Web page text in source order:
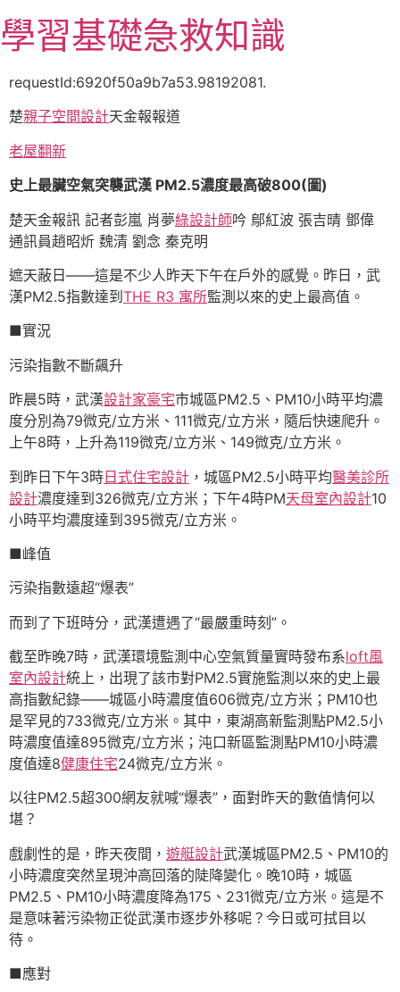
至
主
容
學習基礎急救知識
requestId:6920f50a9b7a53.98192081.
楚親子空間設計天金報報道
老屋翻新
史上最臟空氣突襲武漢 PM2.5濃度最高破800(圖)
楚天金報訊 記者彭嵐 肖夢綠設計師吟 鄔紅波 張吉晴 鄧偉
通訊員趙昭炘 魏清 劉念 秦克明
遮天蔽日——這是不少人昨天下午在戶外的感覺。昨日，武
漢PM2.5指數達到THE R3 寓所監測以來的史上最高值。
■實況
污染指數不斷飆升
昨晨5時，武漢設計家豪宅市城區PM2.5、PM10小時平均濃
度分別為79微克/立方米、111微克/立方米，隨后快速爬升。
上午8時，上升為119微克/立方米、149微克/立方米。
到昨日下午3時日式住宅設計 ，城區PM2.5小時平均醫美診所
設計濃度達到326微克/立方米；下午4時PM天母室內設計10
小時平均濃度達到395微克/立方米。
■峰值
污染指數遠超“爆表”
而到了下班時分，武漢遭遇了“最嚴重時刻”。
截至昨晚7時，武漢環境監測中心空氣質量實時發布系loft風
室內設計統上，出現了該市對PM2.5實施監測以來的史上最
高指數紀錄——城區小時濃度值606微克/立方米；PM10也
是罕見的733微克/立方米。其中，東湖高新監測點PM2.5小
時濃度值達895微克/立方米；沌口新區監測點PM10小時濃
度值達8健康住宅24微克/立方米。
以往PM2.5超300網友就喊“爆表”，面對昨天的數值情何以
堪？
戲劇性的是，昨天夜間， 遊艇設計武漢城區PM2.5、PM10的
小時濃度突然呈現沖高回落的陡降變化。晚10時，城區
PM2.5、PM10小時濃度降為175、231微克/立方米。這是不
是意味著污染物正從武漢市逐步外移呢？今日或可拭目以
待。
■應對